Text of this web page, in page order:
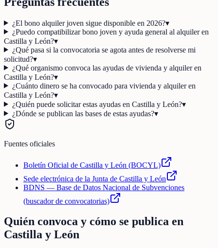
¿El bono alquiler joven sigue disponible en 2026?▾
¿Puedo compatibilizar bono joven y ayuda general al alquiler en
Castilla y León?▾
¿Qué pasa si la convocatoria se agota antes de resolverse mi
solicitud?▾
¿Qué organismo convoca las ayudas de vivienda y alquiler en
Castilla y León?▾
¿Cuánto dinero se ha convocado para vivienda y alquiler en
Castilla y León?▾
¿Quién puede solicitar estas ayudas en Castilla y León?▾
¿Dónde se publican las bases de estas ayudas?▾
Fuentes oficiales
Boletín Oficial de Castilla y León (BOCYL)
Sede electrónica de la Junta de Castilla y León
BDNS — Base de Datos Nacional de Subvenciones
(buscador de convocatorias)
Quién convoca y cómo se publica en
Castilla y León